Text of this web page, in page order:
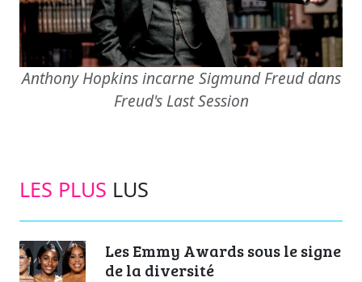
Anthony Hopkins incarne Sigmund Freud dans
Freud's Last Session
LES PLUS LUS
Les Emmy Awards sous le signe
de la diversité